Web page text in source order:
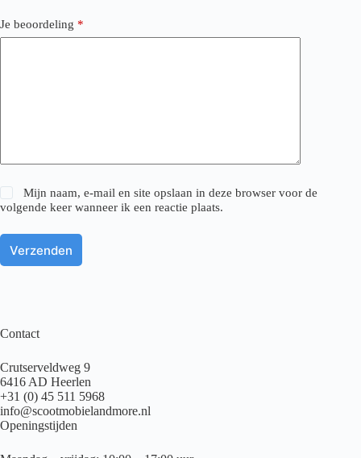
Je beoordeling *
Mijn naam, e-mail en site opslaan in deze browser voor de
volgende keer wanneer ik een reactie plaats.
Verzenden
Contact
Crutserveldweg 9
6416 AD Heerlen
+31 (0) 45 511 5968
info@scootmobielandmore.nl
Openingstijden